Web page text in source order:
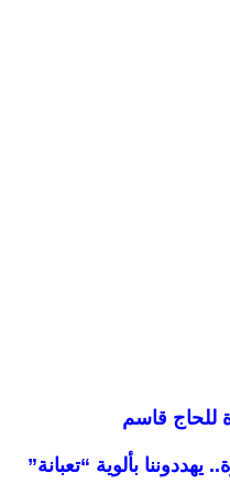
للحاج قاسم
بألوية “تعبانة”